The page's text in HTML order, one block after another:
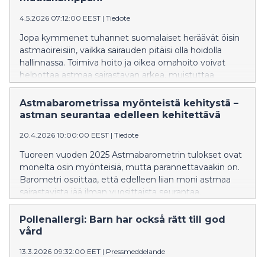
4.5.2026 07:12:00 EEST | Tiedote
Jopa kymmenet tuhannet suomalaiset heräävät öisin
astmaoireisiin, vaikka sairauden pitäisi olla hoidolla
hallinnassa. Toimiva hoito ja oikea omahoito voivat
helpottaa astmaa sairastavan arkea, muistuttaa
Allergia-, iho- ja astmaliitto 4.–10.5. Astmatietoviikolla.
Astmabarometrissa myönteistä kehitystä –
astman seurantaa edelleen kehitettävä
20.4.2026 10:00:00 EEST | Tiedote
Tuoreen vuoden 2025 Astmabarometrin tulokset ovat
monelta osin myönteisiä, mutta parannettavaakin on.
Barometri osoittaa, että edelleen liian moni astmaa
sairastavista jää ilman vuosittaista seurantaa.
Pollenallergi: Barn har också rätt till god
vård
13.3.2026 09:32:00 EET | Pressmeddelande